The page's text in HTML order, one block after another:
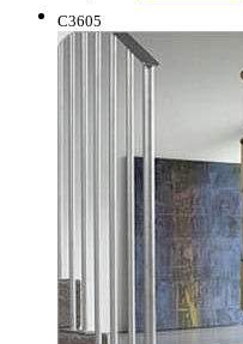
C3605